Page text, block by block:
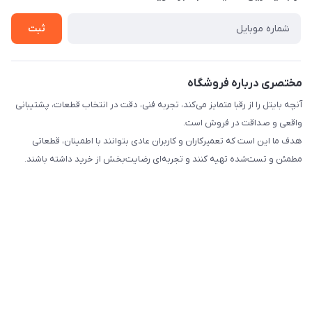
ثبت
مختصری درباره فروشگاه
آنچه بایتل را از رقبا متمایز می‌کند، تجربه فنی، دقت در انتخاب قطعات، پشتیبانی
واقعی و صداقت در فروش است.
هدف ما این است که تعمیرکاران و کاربران عادی بتوانند با اطمینان، قطعاتی
مطمئن و تست‌شده تهیه کنند و تجربه‌ای رضایت‌بخش از خرید داشته باشند.